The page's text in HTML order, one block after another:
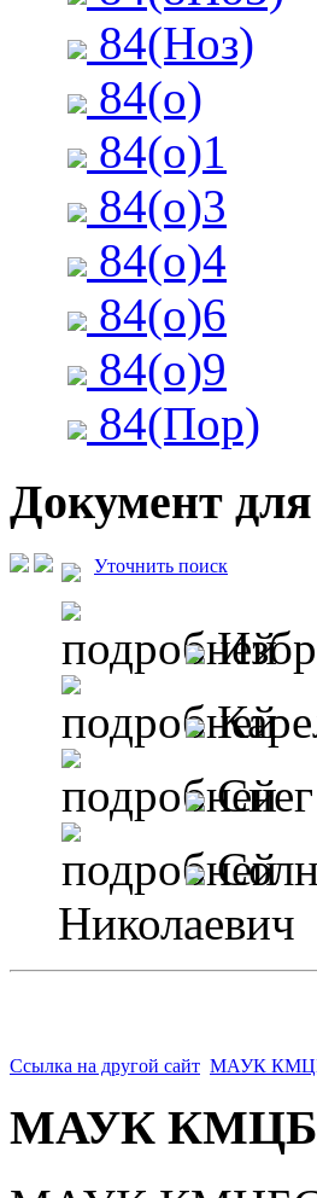
84(Ноз)
84(о)
84(о)1
84(о)3
84(о)4
84(о)6
84(о)9
84(Пор)
Документ для
Уточнить поиск
Николаевич
Ссылка на другой сайт МАУК
МАУК